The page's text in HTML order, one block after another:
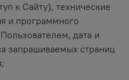
к Сайту), технические
и программного
дата и
запрашиваемых страниц